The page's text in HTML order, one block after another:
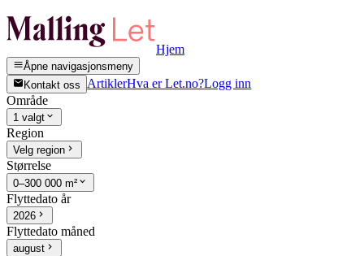
Hjem
Åpne navigasjonsmeny
Kontakt oss
ArtiklerHva er Let.no?Logg inn
Område
1 valgt
Region
Velg region
Størrelse
0–300 000 m²
Flyttedato år
2026
Flyttedato måned
august